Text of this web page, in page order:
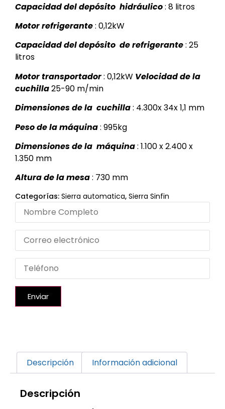
Capacidad del depósito hidráulico: 8 litros
Motor refrigerante: 0,12kW
Capacidad del depósito de refrigerante: 25
litros
Motor transportador: 0,12kW Velocidad de la
cuchilla25-90 m/min
Dimensiones de la cuchilla: 4.300x 34x 1,1 mm
Peso de la máquina: 995kg
Dimensiones de la máquina: 1.100 x 2.400 x
1.350 mm
Altura de la mesa: 730 mm
Categorías: Sierra automatica, Sierra Sinfin
Enviar
Descripción Información adicional
Descripción